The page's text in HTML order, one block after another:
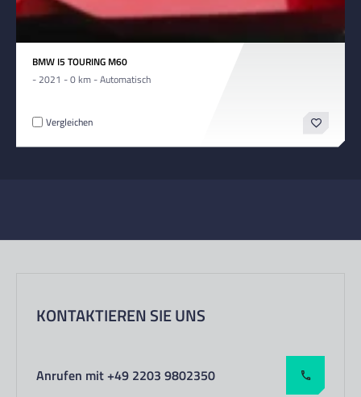
BMW I5 TOURING M60
- 2021 - 0 km - Automatisch
Vergleichen
KONTAKTIEREN SIE UNS
Anrufen mit +49 2203 9802350